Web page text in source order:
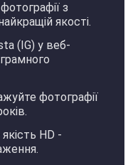
з
якості.
(IG) у веб-
фотографії
HD -